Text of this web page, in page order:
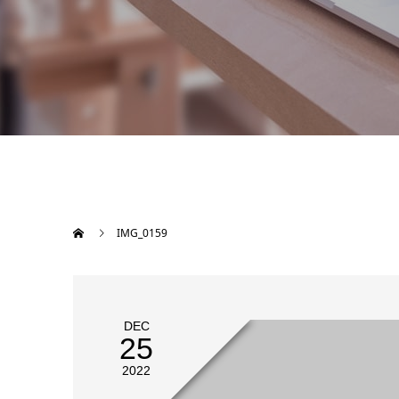
IMG_0159
DEC
25
2022